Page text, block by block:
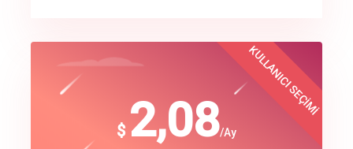
crm auto cync
track energy costs
$ 2,08/Ay
KULLANICI SEÇİMİ
$
180
Best Choice